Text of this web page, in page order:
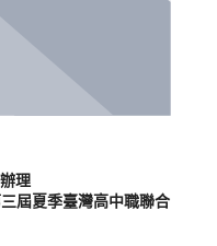
理
屆夏季臺灣高中職聯合